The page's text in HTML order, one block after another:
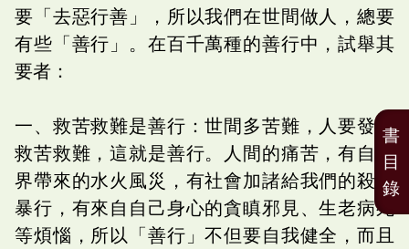
要「去惡行善」，所以我們在世間做人，總要
有些「善行」。在百千萬種的善行中，試舉其
要者：
一、救苦救難是善行：世間多苦難，人要發心
救苦救難，這就是善行。人間的痛苦，有自然
界帶來的水火風災，有社會加諸給我們的殺盜
暴行，有來自自己身心的貪瞋邪見、生老病死
等煩惱，所以「善行」不但要自我健全，而且
書
目
錄